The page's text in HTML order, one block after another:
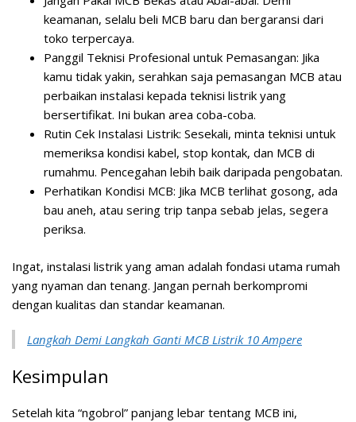
keamanan, selalu beli MCB baru dan bergaransi dari
toko terpercaya.
Panggil Teknisi Profesional untuk Pemasangan: Jika
kamu tidak yakin, serahkan saja pemasangan MCB atau
perbaikan instalasi kepada teknisi listrik yang
bersertifikat. Ini bukan area coba-coba.
Rutin Cek Instalasi Listrik: Sesekali, minta teknisi untuk
memeriksa kondisi kabel, stop kontak, dan MCB di
rumahmu. Pencegahan lebih baik daripada pengobatan.
Perhatikan Kondisi MCB: Jika MCB terlihat gosong, ada
bau aneh, atau sering trip tanpa sebab jelas, segera
periksa.
Ingat, instalasi listrik yang aman adalah fondasi utama rumah
yang nyaman dan tenang. Jangan pernah berkompromi
dengan kualitas dan standar keamanan.
Langkah Demi Langkah Ganti MCB Listrik 10 Ampere
Kesimpulan
Setelah kita “ngobrol” panjang lebar tentang MCB ini,